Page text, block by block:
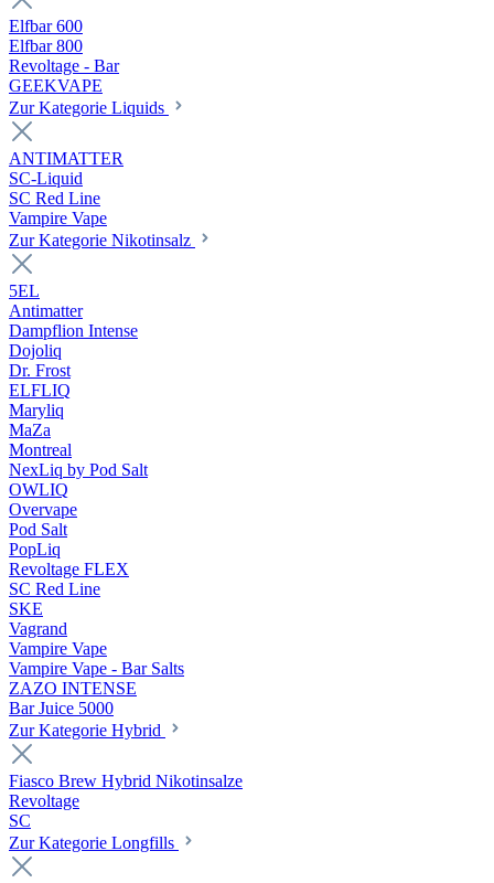
Elfbar 600
Elfbar 800
Revoltage - Bar
GEEKVAPE
Zur Kategorie Liquids
ANTIMATTER
SC-Liquid
SC Red Line
Vampire Vape
Zur Kategorie Nikotinsalz
5EL
Antimatter
Dampflion Intense
Dojoliq
Dr. Frost
ELFLIQ
Maryliq
MaZa
Montreal
NexLiq by Pod Salt
OWLIQ
Overvape
Pod Salt
PopLiq
Revoltage FLEX
SC Red Line
SKE
Vagrand
Vampire Vape
Vampire Vape - Bar Salts
ZAZO INTENSE
Bar Juice 5000
Zur Kategorie Hybrid
Fiasco Brew Hybrid Nikotinsalze
Revoltage
SC
Zur Kategorie Longfills